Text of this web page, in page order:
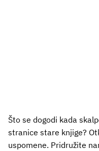
Što se dogodi kada
stranice stare knjige?
uspomene. Pridružite